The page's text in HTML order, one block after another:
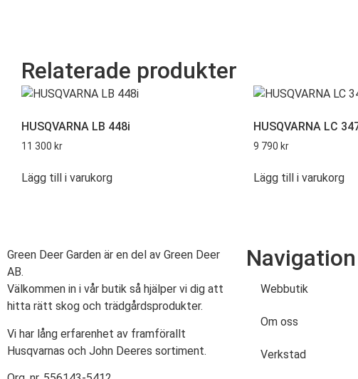
Relaterade produkter
HUSQVARNA LB 448i
11 300 kr
Lägg till i varukorg
HUSQVARNA LC
9 790 kr
Lägg till i varukorg
Green Deer Garden är en del av Green Deer
AB.
Välkommen in i vår butik så hjälper vi dig att
hitta rätt skog och trädgårdsprodukter.
Vi har lång erfarenhet av framförallt
Husqvarnas och John Deeres sortiment.
Navigation
Webbutik
Om oss
Verkstad